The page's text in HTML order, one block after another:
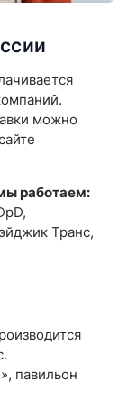
можно
работаем:
Транс,
павильон